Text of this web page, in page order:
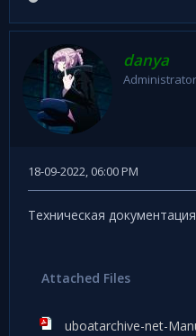
danya
Administrator
18-09-2022, 06:00 PM
Техническая
Attached Files
uboatarchive-net-